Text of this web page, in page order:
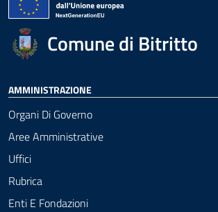
Comune di Bitritto
AMMINISTRAZIONE
Organi Di Governo
Aree Amministrative
Uffici
Rubrica
Enti E Fondazioni